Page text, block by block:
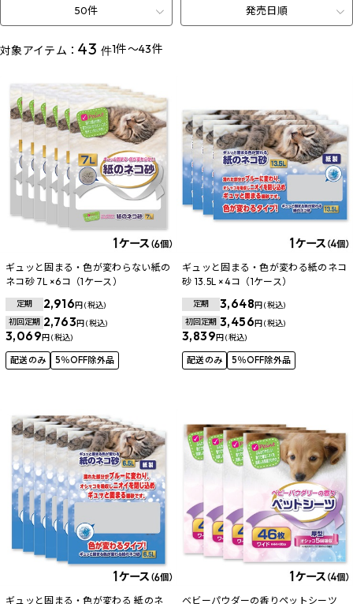
50件 発売日順
対象アイテム：43 件1件～43件
ギュッと固まる・色が変わらない紙の
ネコ砂 7L ×6コ（1ケース）
定期 2,916円 (税込)
初回定期 2,763円 (税込)
3,069円 (税込)
配送のみ 5％OFF除外品
ギュッと固まる・色が変わる紙のネコ
砂 13.5L ×4コ（1ケース）
定期 3,648円 (税込)
初回定期 3,456円 (税込)
3,839円 (税込)
配送のみ 5％OFF除外品
ギュッと固まる・色が変わる 紙のネ
ベビーパウダーの香りペットシーツ